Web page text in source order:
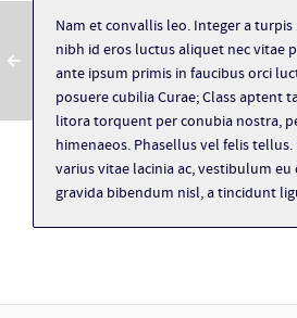
Nam et convallis leo. Integer a turpis
nibh id eros luctus aliquet nec vitae
ante ipsum primis in faucibus orci
posuere cubilia Curae; Class aptent
litora torquent per conubia nostra,
himenaeos. Phasellus vel felis
varius vitae lacinia ac, vestibulum eu
gravida bibendum nisl, a tincidunt